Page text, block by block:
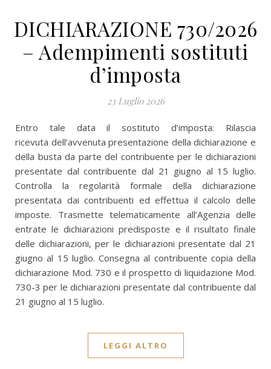
DICHIARAZIONE 730/2026
– Adempimenti sostituti
d’imposta
23 Luglio 2026
Entro tale data il sostituto d’imposta: Rilascia
ricevuta dell’avvenuta presentazione della dichiarazione e
della busta da parte del contribuente per le dichiarazioni
presentate dal contribuente dal 21 giugno al 15 luglio.
Controlla la regolarità formale della dichiarazione
presentata dai contribuenti ed effettua il calcolo delle
imposte. Trasmette telematicamente all’Agenzia delle
entrate le dichiarazioni predisposte e il risultato finale
delle dichiarazioni, per le dichiarazioni presentate dal 21
giugno al 15 luglio. Consegna al contribuente copia della
dichiarazione Mod. 730 e il prospetto di liquidazione Mod.
730-3 per le dichiarazioni presentate dal contribuente dal
21 giugno al 15 luglio.
LEGGI ALTRO